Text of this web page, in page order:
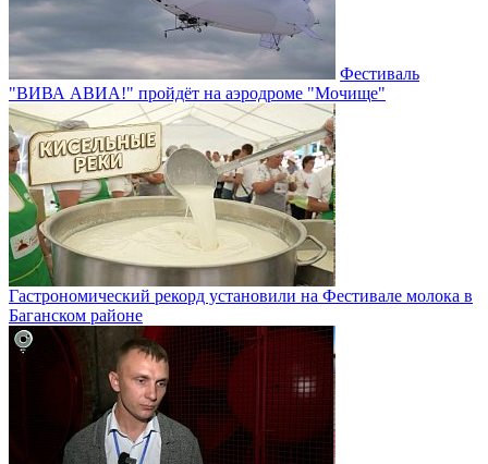
Фестиваль
"ВИВА АВИА!" пройдёт на аэродроме "Мочище"
Гастрономический рекорд установили на Фестивале молока в
Баганском районе